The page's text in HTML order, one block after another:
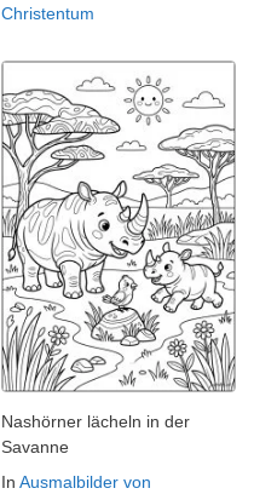
Christentum
Nashörner lächeln in der
Savanne
In Ausmalbilder von